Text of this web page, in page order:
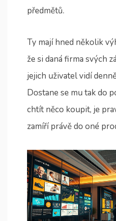
předmětů.
Ty mají hned několik
že si daná firma svých
jejich uživatel vidí
Dostane se mu tak do
chtít něco koupit, je
zamíří právě do oné